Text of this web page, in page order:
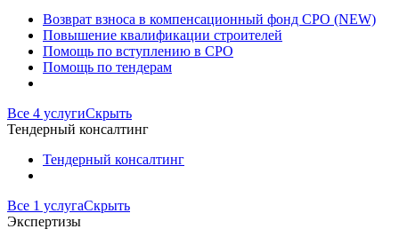
Возврат взноса в компенсационный фонд СРО (NEW)
Повышение квалификации строителей
Помощь по вступлению в СРО
Помощь по тендерам
Все 4 услугиСкрыть
Тендерный консалтинг
Тендерный консалтинг
Все 1 услугаСкрыть
Экспертизы